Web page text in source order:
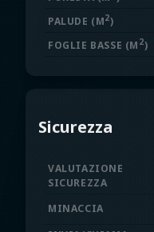
Sicurezza
VALUTAZIONE
SICUREZZA
MINACCIA
PALUDE (M2)
FOGLIE BASSE (M 2)